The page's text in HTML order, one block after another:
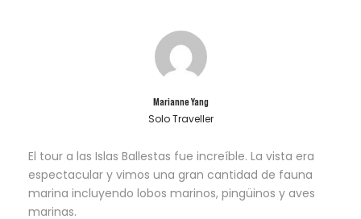
Marianne Yang
Solo Traveller
El tour a las Islas Ballestas fue increíble. La vista era
espectacular y vimos una gran cantidad de fauna
marina incluyendo lobos marinos, pingüinos y aves
marinas.